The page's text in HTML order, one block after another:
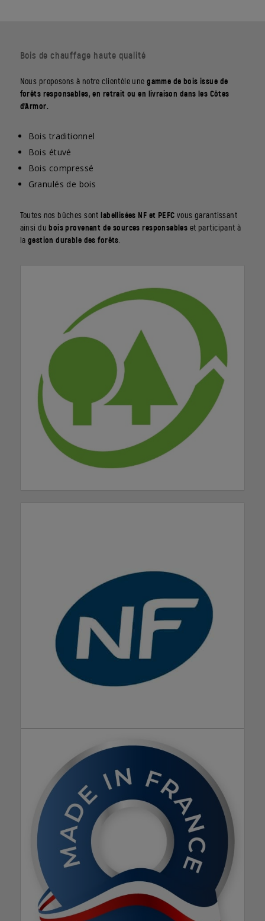
Bois de chauffage haute qualité
Nous proposons à notre clientèle unegamme de bois issue de
forêts responsables, en retrait ou en livraison dans les Côtes
d’Armor.
Bois traditionnel
Bois étuvé
Bois compressé
Granulés de bois
Toutes nos bûches sont labellisées NF et PEFC vous garantissant
ainsi du bois provenant de sources responsables et participant à
la gestion durable des forêts.